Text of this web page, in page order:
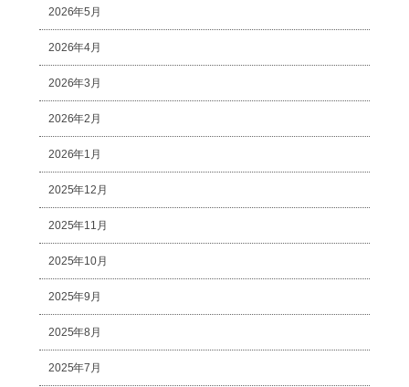
2026年5月
2026年4月
2026年3月
2026年2月
2026年1月
2025年12月
2025年11月
2025年10月
2025年9月
2025年8月
2025年7月